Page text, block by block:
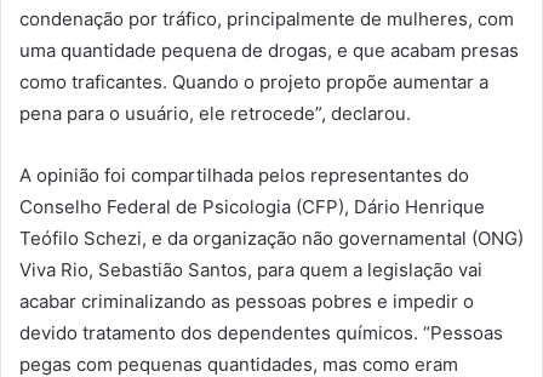
condenação por tráfico, principalmente de mulheres, com
uma quantidade pequena de drogas, e que acabam presas
como traficantes. Quando o projeto propõe aumentar a
pena para o usuário, ele retrocede”, declarou.
A opinião foi compartilhada pelos representantes do
Conselho Federal de Psicologia (CFP), Dário Henrique
Teófilo Schezi, e da organização não governamental (ONG)
Viva Rio, Sebastião Santos, para quem a legislação vai
acabar criminalizando as pessoas pobres e impedir o
devido tratamento dos dependentes químicos. “Pessoas
pegas com pequenas quantidades, mas como eram